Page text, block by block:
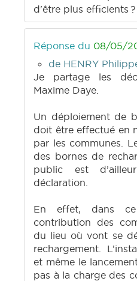
d'être plus efficients ?
Réponse du 08/05/
de HENRY
Je partage les
Maxime Daye.
Un déploiement de
doit être effectué en
par les communes.
des bornes de
public est
déclaration.
En effet, dans
contribution des
du lieu où vont se
rechargement.
et même le
pas à la charge des